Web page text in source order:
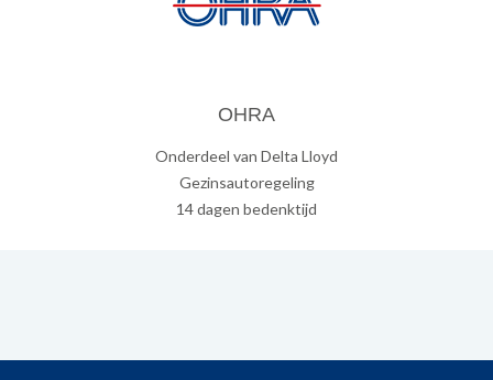
OHRA
Onderdeel van Delta Lloyd
Gezinsautoregeling
14 dagen bedenktijd